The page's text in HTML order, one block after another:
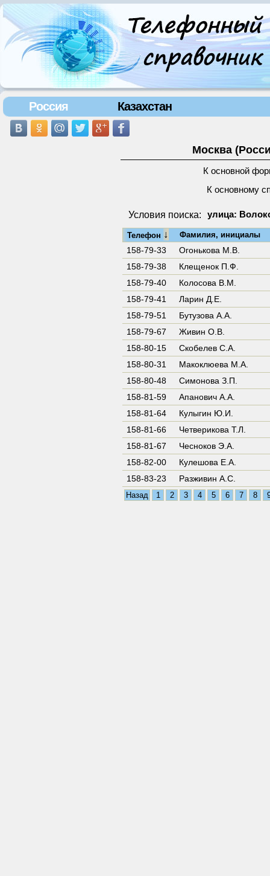
Россия Казахстан
Москва
К основной
К основному
Условия поиска: улица:
Телефон ↓ Фамилия, инициалы
158-79-33
Огонькова М.В.
158-79-38
Клещенок П.Ф.
158-79-40
Колосова В.М.
158-79-41
Ларин Д.Е.
158-79-51
Бутузова А.А.
158-79-67
Живин О.В.
158-80-15
Скобелев С.А.
158-80-31
Макоклюева М.А.
158-80-48
Симонова З.П.
158-81-59
Апанович А.А.
158-81-64
Кулыгин Ю.И.
158-81-66
Четверикова Т.Л.
158-81-67
Чесноков Э.А.
158-82-00
Кулешова Е.А.
158-83-23
Разживин А.С.
Назад 1 2 3 4 5 6 7 8